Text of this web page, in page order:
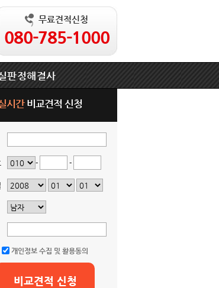
무료견적신청
080-785-1000
판정해결사
시간비교견적 신청
- -
개인정보 수집 및 활용동의
비교견적 신청